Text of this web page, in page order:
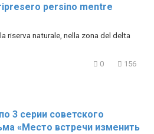
persino mentre
riserva naturale, nella zona del delta
0 156
3 серии советского
«Место встречи изменить